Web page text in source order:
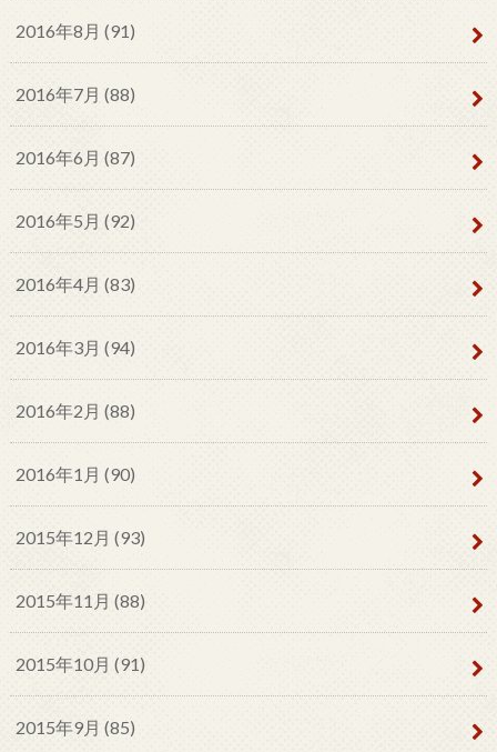
2016年8月 (91)
2016年7月 (88)
2016年6月 (87)
2016年5月 (92)
2016年4月 (83)
2016年3月 (94)
2016年2月 (88)
2016年1月 (90)
2015年12月 (93)
2015年11月 (88)
2015年10月 (91)
2015年9月 (85)